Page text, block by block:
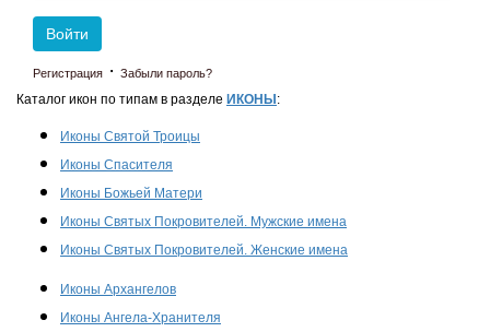
Войти
Регистрация · Забыли пароль?
Каталог икон по типам в разделе ИКОНЫ :
Иконы Святой Троицы
Иконы Спасителя
Иконы Божьей Матери
Иконы Святых Покровителей. Мужские имена
Иконы Святых Покровителей. Женские имена
Иконы Архангелов
Иконы Ангела-Хранителя